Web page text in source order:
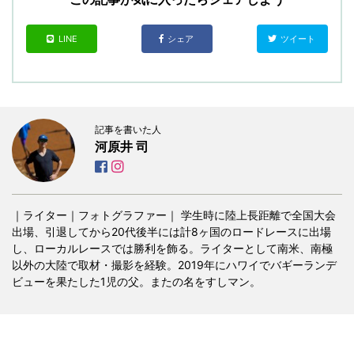
LINE シェア ツイート
記事を書いた人
河原井 司
｜ライター｜フォトグラファー｜ 学生時に陸上長距離で全国大会
出場、引退してから20代後半には計8ヶ国のロードレースに出場
し、ローカルレースでは勝利を飾る。ライターとして南米、南極
以外の大陸で取材・撮影を経験。2019年にハワイでバギーランデ
ビューを果たした1児の父。またの名をすしマン。